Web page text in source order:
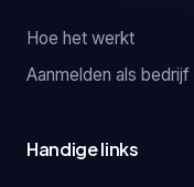
Hoe het werkt
Aanmelden als bedrijf
Handige links